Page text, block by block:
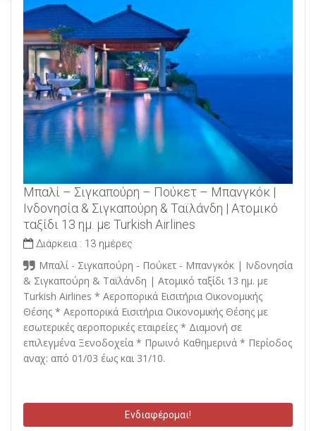
Μπαλί – Σιγκαπούρη – Πούκετ – Μπανγκόκ |
Ινδονησία & Σιγκαπούρη & Ταϊλάνδη | Ατομικό
ταξίδι 13 ημ. με Turkish Airlines
Διάρκεια : 13 ημέρες
Μπαλί - Σιγκαπούρη - Πούκετ - Μπανγκόκ | Ινδονησία
& Σιγκαπούρη & Ταϊλάνδη | Ατομικό ταξίδι 13 ημ. με
Turkish Airlines * Αεροπορικά Εισιτήρια Οικονομικής
Θέσης * Αεροπορικά Εισιτήρια Οικονομικής Θέσης με
εσωτερικές αεροπορικές εταιρείες * Διαμονή σε
επιλεγμένα Ξενοδοχεία * Πρωινό Καθημερινά * Περίοδος
αναχ: από 01/03 έως και 31/10.
Ενδιαφέρομαι!